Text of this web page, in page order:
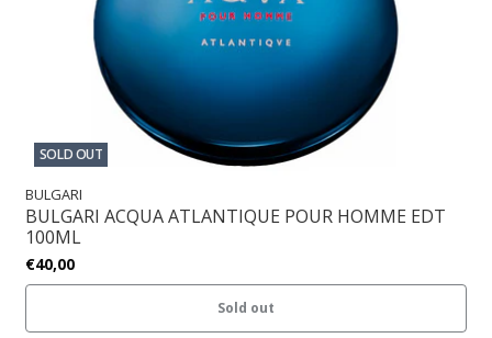
SOLD OUT
BULGARI
BULGARI ACQUA ATLANTIQUE POUR HOMME EDT
100ML
€40,00
Sold out